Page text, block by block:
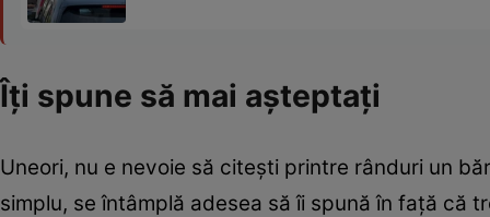
Îţi spune să mai aşteptaţi
Uneori, nu e nevoie să citeşti printre rânduri un
simplu, se întâmplă adesea să îi spună în faţă că